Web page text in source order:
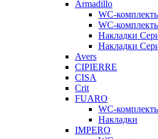
Armadillo
WC-
WC-
Накладки
Накладки
Avers
CIPIERRE
CISA
Crit
FUARO
WC-
Накладки
IMPERO